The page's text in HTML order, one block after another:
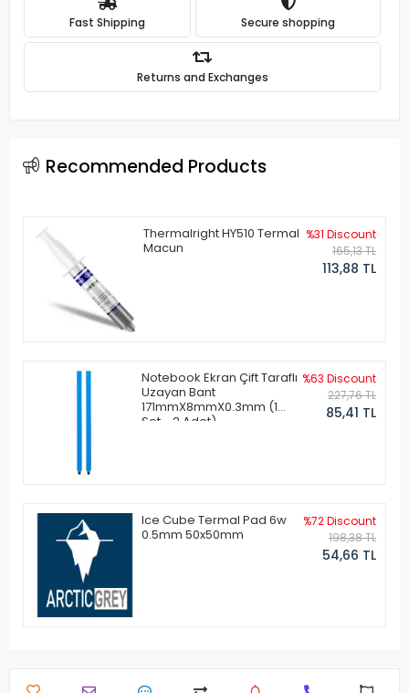
Fast Shipping Secure shopping
Returns and Exchanges
Recommended Products
Thermalright HY510 Termal
Macun
%31 Discount
165,13 TL
113,88 TL
Notebook Ekran Çift Taraflı
Uzayan Bant
171mmX8mmX0.3mm (1
Set - 2 Adet)
%63 Discount
227,76 TL
85,41 TL
Ice Cube Termal Pad 6w
0.5mm 50x50mm
%72 Discount
198,38 TL
54,66 TL